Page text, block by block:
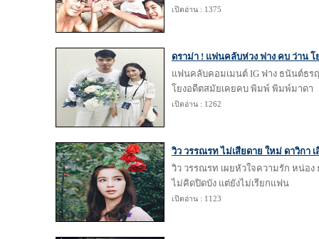
เปิดอ่าน : 1375
ดราม่า ! แฟนคลับห่วง ฟาง คบ ว่าน
แฟนคลับคอมเมนต์ IG ฟาง ธนันต์ธร
โยงอดีตสมัยเคยคบ พิมพ์ พิมพ์มาดา
เปิดอ่าน : 1262
วิว วรรณรท ไม่เสียดาย ใหม่ ดาวิกา
วิว วรรณรท เผยหัวใจความรัก หน่อ
ไม่คิดปิดบัง แต่ยังไม่เรียกแฟน
เปิดอ่าน : 1123